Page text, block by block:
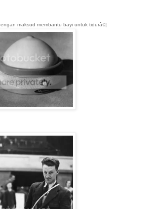
maksud membantu bayi untuk tidurâ€¦